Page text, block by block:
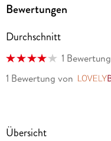
Bewertungen
Durchschnitt
1 Bewertung
1 Bewertung von
Übersicht